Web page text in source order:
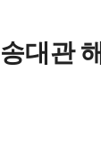
송대관